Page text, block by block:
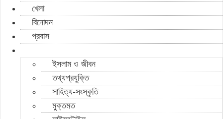
খেলা
বিনোদন
প্রবাস
ইসলাম ও জীবন
তথ্যপ্রযুক্তি
সাহিত্য-সংস্কৃতি
মুক্তমত